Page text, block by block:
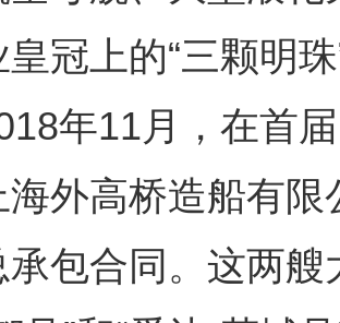
冠上的“三颗明
年11月，在首
海外高桥造船有
承包合同。这两艘